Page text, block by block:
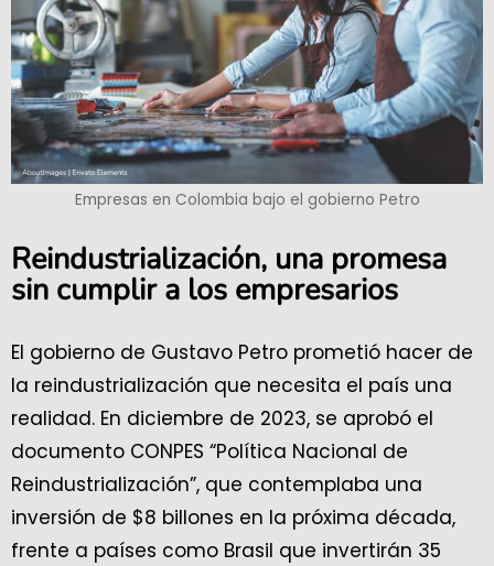
Empresas en Colombia bajo el gobierno Petro
Reindustrialización, una promesa
sin cumplir a los empresarios
El gobierno de Gustavo Petro prometió hacer de
la reindustrialización que necesita el país una
realidad. En diciembre de 2023, se aprobó el
documento CONPES “Política Nacional de
Reindustrialización”, que contemplaba una
inversión de $8 billones en la próxima década,
frente a países como Brasil que invertirán 35